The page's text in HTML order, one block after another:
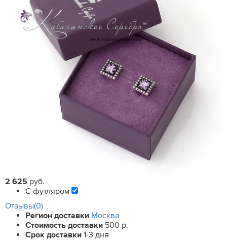
2 625 руб.
С футляром
Отзывы(0)
Регион доставки Москва
Стоимость доставки 500 р.
Срок доставки 1-3 дня